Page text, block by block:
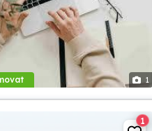
1
1